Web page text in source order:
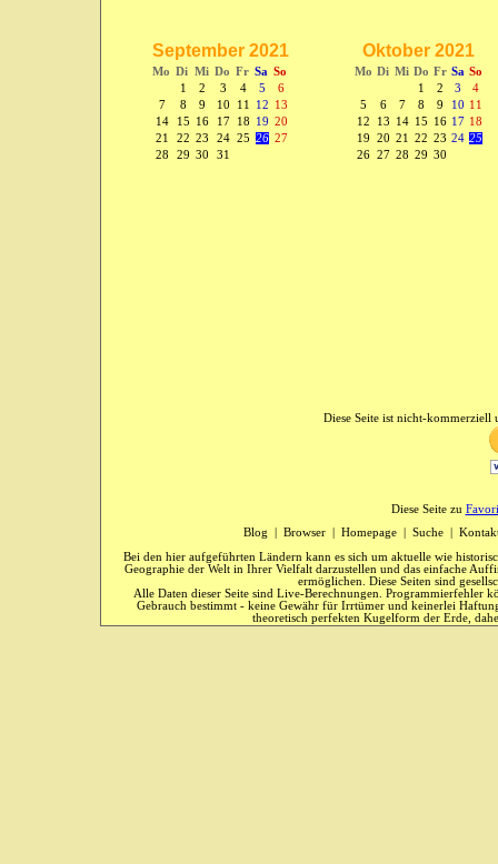
September 2021
Mo Di Mi Do Fr Sa So
1
2 3 4 5
6
7
8 9 10 11 12
13
14
15 16 17 18 19 20
21
22 23 24 25 26 27
28
29 30 31
Oktober 2021
Mo Di Mi Do Fr Sa So
1
2 3
4
5
6 7 8 9 10 11
12
13 14 15 16 17 18
19
20 21 22 23 24 25
26 27 28 29 30
Diese Seite ist nicht-kommerziell
Diese Seite zu
Blog
Browser| Homepage| Suche|
Bei den hier aufgeführten Ländern kann es sich um aktuelle wie
Geographie der Welt in Ihrer Vielfalt darzustellen und das einfache
ermöglichen. Diese Seiten sind
Alle Daten dieser Seite sind Live-Berechnungen. Programmierfehler
Gebrauch bestimmt - keine Gewähr für Irrtümer und keinerlei
theoretisch perfekten Kugelform der Erde,